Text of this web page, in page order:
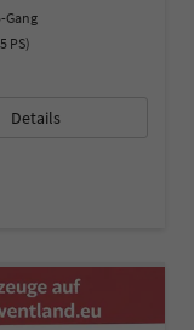
Gang
PS)
Details